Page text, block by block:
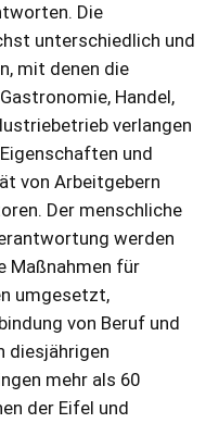
Die
unterschiedlich und
mit denen die
Handel,
verlangen
und
von Arbeitgebern
Der menschliche
werden
Maßnahmen für
umgesetzt,
von Beruf und
diesjährigen
mehr als 60
der Eifel und